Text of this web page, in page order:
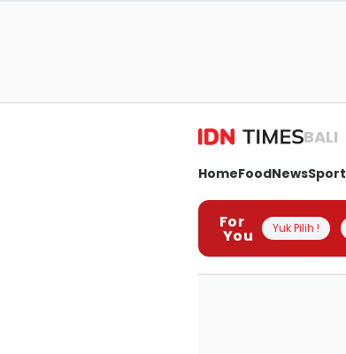
BALI
HomeFoodNewsSport
For
You Yuk Pilih !